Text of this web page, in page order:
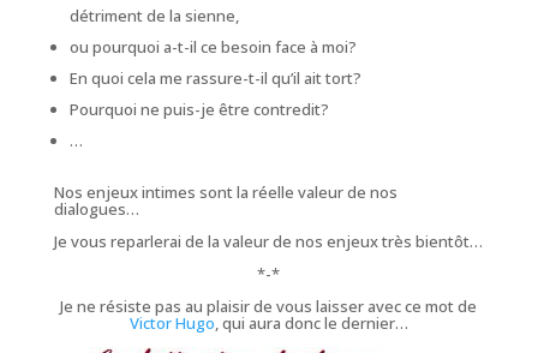
détriment de la sienne,
ou pourquoi a-t-il ce besoin face à moi?
En quoi cela me rassure-t-il qu’il ait tort?
Pourquoi ne puis-je être contredit?
…
Nos enjeux intimes sont la réelle valeur de nos
dialogues…
Je vous reparlerai de la valeur de nos enjeux très bientôt…
*-*
Je ne résiste pas au plaisir de vous laisser avec ce mot de
Victor Hugo, qui aura donc le dernier…